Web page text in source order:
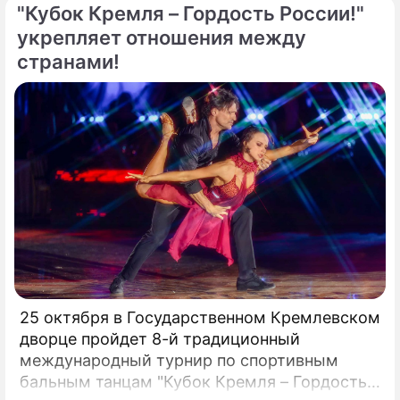
"Кубок Кремля – Гордость России!"
укрепляет отношения между
странами!
25 октября в Государственном Кремлевском
дворце пройдет 8-й традиционный
международный турнир по спортивным
бальным танцам "Кубок Кремля – Гордость